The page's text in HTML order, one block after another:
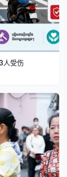
人受伤